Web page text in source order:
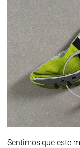
Sentimos que este